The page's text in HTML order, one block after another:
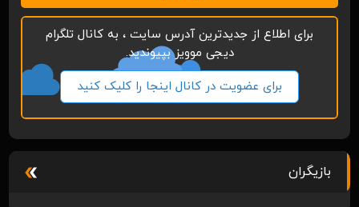
برای اطلاع از جدیدترین آدرس سایت ، به کانال تلگرام
دیجی موویز بپیوندید.
برای عضویت در کانال اینجا را کلیک کنید
بازیگران